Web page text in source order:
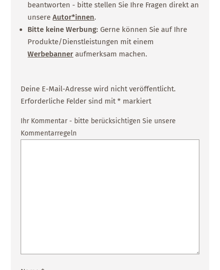
beantworten - bitte stellen Sie Ihre Fragen direkt an
unsereAutor*innen.
Bitte keine Werbung: Gerne können Sie auf Ihre
Produkte/Dienstleistungen mit einem
Werbebanner aufmerksam machen.
Deine E-Mail-Adresse wird nicht veröffentlicht.
Erforderliche Felder sind mit* markiert
Ihr Kommentar - bitte berücksichtigen Sie unsere
Kommentarregeln